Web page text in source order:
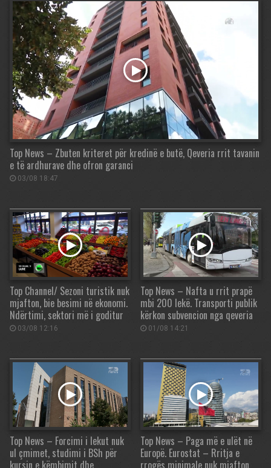
Top News – Zbuten kriteret për kredinë e butë, Qeveria rrit tavanin
e të ardhurave dhe ofron garanci
03/08 18:47
Top Channel/ Sezoni turistik nuk
mjafton, bie besimi në ekonomi.
Ndërtimi, sektori më i goditur
03/08 12:16
Top News – Nafta u rrit prapë
mbi 200 lekë. Transporti publik
kërkon subvencion nga qeveria
01/08 14:21
Top News – Forcimi i lekut nuk
ul çmimet, studimi i BSh për
kursin e këmbimit dhe
Top News – Paga më e ulët në
Europë. Eurostat – Rritja e
rrogës minimale nuk mjafton